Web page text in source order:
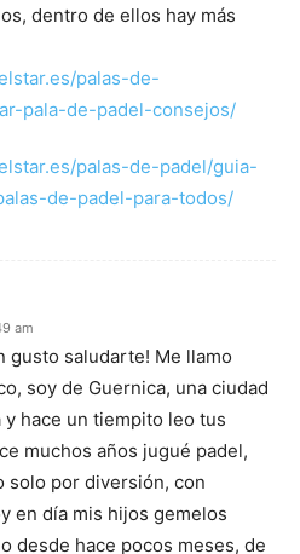
dentro de ellos hay más
palas-de-
pala-de-padel-consejos/
palas-de-padel/guia-
de-padel-para-todos/
am
gusto saludarte! Me llamo
soy de Guernica, una ciudad
hace un tiempito leo tus
muchos años jugué padel,
solo por diversión, con
en día mis hijos gemelos
desde hace pocos meses, de